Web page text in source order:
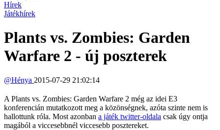
Hírek
Játékhírek
Plants vs. Zombies: Garden
Warfare 2 - új poszterek
@Hénya 2015-07-29 21:02:14
A Plants vs. Zombies: Garden Warfare 2 még az idei E3
konferencián mutatkozott meg a közönségnek, azóta szinte nem is
hallottunk róla. Most azonban a játék twitter-oldala csak úgy ontja
magából a viccesebbnél viccesebb posztereket.